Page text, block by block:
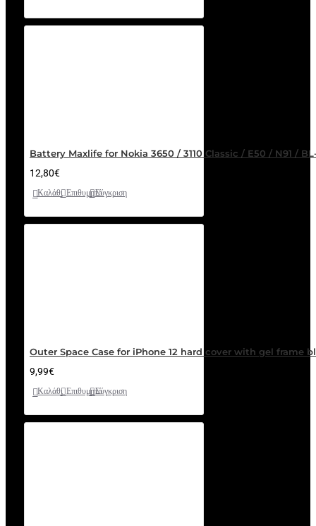
Battery Maxlife for Nokia 3650 / 3110 Classic / E50 / N91 /
12,80€
Καλάθι ΕπιθυμητόΣύγκριση
Outer Space Case for iPhone 12 hard cover with gel frame
9,99€
Καλάθι ΕπιθυμητόΣύγκριση